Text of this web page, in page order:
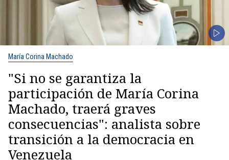
María Corina Machado
"Si no se garantiza la
participación de María Corina
Machado, traerá graves
consecuencias": analista sobre
transición a la democracia en
Venezuela